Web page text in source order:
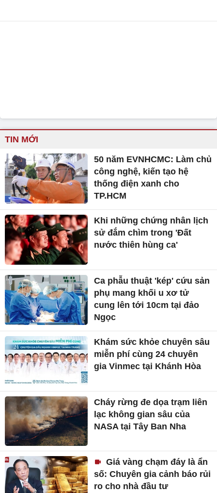
TIN MỚI
50 năm EVNHCMC: Làm chủ
công nghệ, kiến tạo hệ
thống điện xanh cho
TP.HCM
Khi những chứng nhân lịch
sử đắm chìm trong 'Đất
nước thiên hùng ca'
Ca phẫu thuật 'kép' cứu sản
phụ mang khối u xơ tử
cung lên tới 10cm tại đảo
Ngọc
Khám sức khỏe chuyên sâu
miễn phí cùng 24 chuyên
gia Vinmec tại Khánh Hòa
Cháy rừng đe dọa trạm liên
lạc không gian sâu của
NASA tại Tây Ban Nha
Giá vàng chạm đáy là ẩn
số: Chuyên gia cảnh báo rủi
ro cho nhà đầu tư